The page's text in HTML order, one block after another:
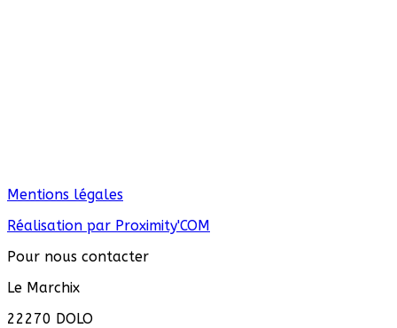
Mentions légales
Réalisation par Proximity'COM
Pour nous contacter
Le Marchix
22270 DOLO